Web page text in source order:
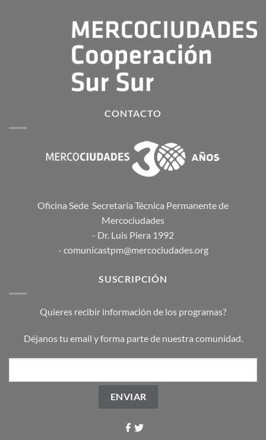
CONTACTO
Oficina Sede Secretaría Técnica Permanente de
Mercociudades
- Dr. Luis Piera 1992
- comunicastpm@mercociudades.org
SUSCRIPCIÓN
Quieres recibir información de los programas?
Déjanos tu email y forma parte de nuestra comunidad.